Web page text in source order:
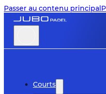
Passer au contenu principal
Courts